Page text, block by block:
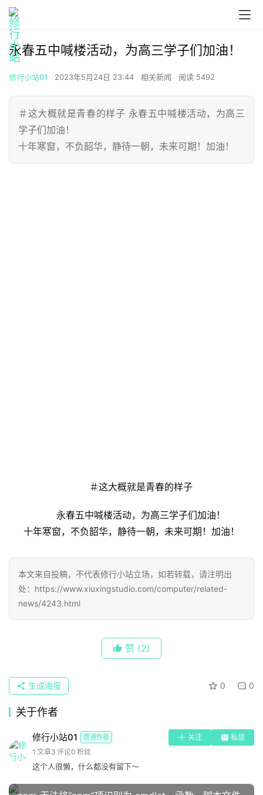
首
原
创
块
Video Load Failed
永春五中喊楼活动，为高三学子们加油！
修行小站01 2023年5月24日 23:44 相关新闻 阅读 5492
＃这大概就是青春的样子 永春五中喊楼活动，为高三
学子们加油！
十年寒窗，不负韶华，静待一朝，未来可期！加油！
＃这大概就是青春的样子
永春五中喊楼活动，为高三学子们加油！
十年寒窗，不负韶华，静待一朝，未来可期！加油！
本文来自投稿，不代表修行小站立场，如若转载，请注明出
处：https://www.xiuxingstudio.com/computer/related-
news/4243.html
赞 (2)
0 0
生成海报
关于作者
修行小站01 普通作者 关注
私信
1 文章3 评论0 粉丝
这个人很懒，什么都没有留下～